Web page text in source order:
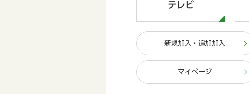
テレビ
新規加入・追加加入
マイページ